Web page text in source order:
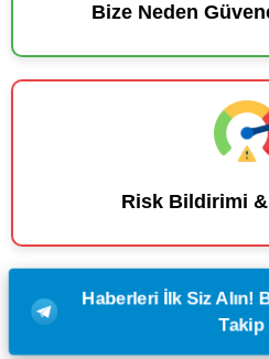
Bize Neden
Risk Bildirimi &
Haberleri İlk Siz Alın!
Takip